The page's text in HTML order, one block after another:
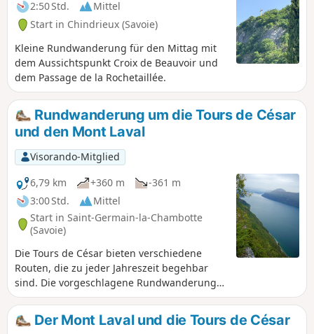
2:50 Std.
Mittel
Start in Chindrieux (Savoie)
Kleine Rundwanderung für den Mittag mit
dem Aussichtspunkt Croix de Beauvoir und
dem Passage de la Rochetaillée.
Rundwanderung um die Tours de César
und den Mont Laval
Visorando-Mitglied
6,79 km
+360 m
-361 m
3:00 Std.
Mittel
Start in Saint-Germain-la-Chambotte
(Savoie)
Die Tours de César bieten verschiedene
Routen, die zu jeder Jahreszeit begehbar
sind. Die vorgeschlagene Rundwanderung
folgt möglichst nah den Klippen des Mont
Laval: auf dem Hinweg am Fuße der Klippen,
auf dem Rückweg am Rand ihres Gipfels.
Der Mont Laval und die Tours de César